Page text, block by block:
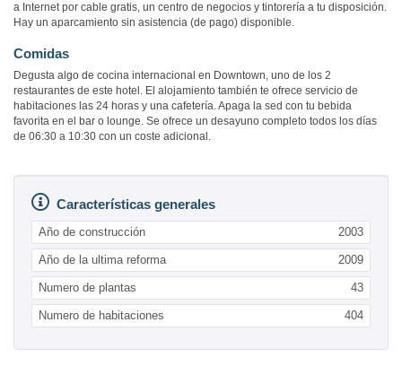
a Internet por cable gratis, un centro de negocios y tintorería a tu disposición.
Hay un aparcamiento sin asistencia (de pago) disponible.
Comidas
Degusta algo de cocina internacional en Downtown, uno de los 2
restaurantes de este hotel. El alojamiento también te ofrece servicio de
habitaciones las 24 horas y una cafetería. Apaga la sed con tu bebida
favorita en el bar o lounge. Se ofrece un desayuno completo todos los días
de 06:30 a 10:30 con un coste adicional.
Características generales
Año de construcción 2003
Año de la ultima reforma 2009
Numero de plantas 43
Numero de habitaciones 404